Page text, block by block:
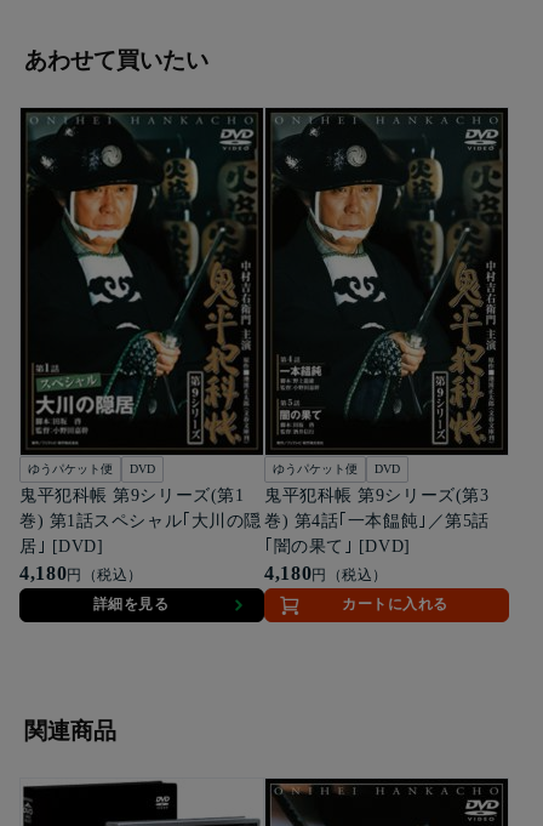
あわせて買いたい
ゆうパケット便 DVD
鬼平犯科帳 第9シリーズ(第1
巻) 第1話スペシャル｢大川の隠
居｣ [DVD]
4,180円（税込）
詳細を見る
ゆうパケット便 DVD
鬼平犯科帳 第9シリーズ(第3
巻) 第4話｢一本饂飩｣／第5話
｢闇の果て｣ [DVD]
4,180円（税込）
カートに入れる
関連商品